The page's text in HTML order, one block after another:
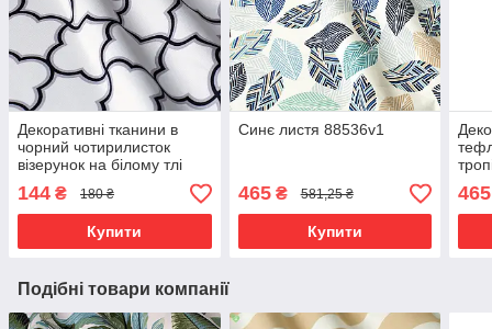
Декоративні тканини в
чорний чотирилисток
візерунок на білому тлі
144 ₴ 180 ₴
Купити
Синє листя 88536v1
465₴ 581,25 ₴
Купити
465
Подібні товари компанії